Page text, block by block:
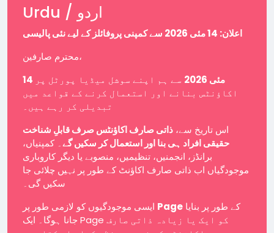
Urdu / اردو
اعلان: 14 مئی 2026 سے کمپنی پروفائلز کے لیے نئی پالیسی
محترم صارفین،
14 مئی 2026
سے ہم اپنے سوشل میڈیا پورٹل پر
اکاؤنٹس بنانے اور استعمال کرنے کے قواعد میں
تبدیلی کر رہے ہیں۔
اس تاریخ سے، ذاتی صارف اکاؤنٹس صرف قابلِ شناخت
حقیقی افراد ہی بنا اور استعمال کر سکیں گے۔ کمپنیاں،
برانڈز، انجمنیں، تنظیمیں، منصوبے یا دیگر کاروباری
موجودگیاں اب ذاتی صارف اکاؤنٹ کے طور پر نہیں چلائی جا
سکیں گی۔
Page
جانا ہوگا۔ ایک Page کو ایک یا زیادہ ذاتی صارف